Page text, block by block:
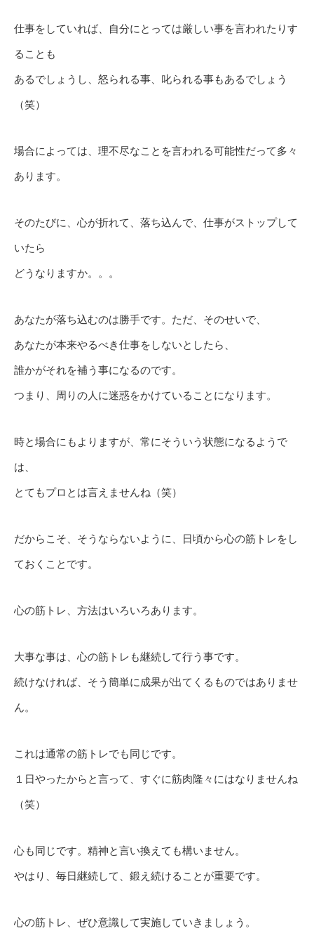
仕事をしていれば、自分にとっては厳しい事を言われたりす
ることも
あるでしょうし、怒られる事、叱られる事もあるでしょう
（笑）
場合によっては、理不尽なことを言われる可能性だって多々
あります。
そのたびに、心が折れて、落ち込んで、仕事がストップして
いたら
どうなりますか。。。
あなたが落ち込むのは勝手です。ただ、そのせいで、
あなたが本来やるべき仕事をしないとしたら、
誰かがそれを補う事になるのです。
つまり、周りの人に迷惑をかけていることになります。
時と場合にもよりますが、常にそういう状態になるようで
は、
とてもプロとは言えませんね（笑）
だからこそ、そうならないように、日頃から心の筋トレをし
ておくことです。
心の筋トレ、方法はいろいろあります。
大事な事は、心の筋トレも継続して行う事です。
続けなければ、そう簡単に成果が出てくるものではありませ
ん。
これは通常の筋トレでも同じです。
１日やったからと言って、すぐに筋肉隆々にはなりませんね
（笑）
心も同じです。精神と言い換えても構いません。
やはり、毎日継続して、鍛え続けることが重要です。
心の筋トレ、ぜひ意識して実施していきましょう。